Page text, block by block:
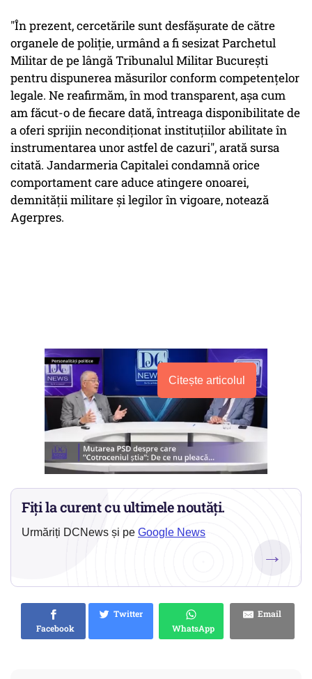
"În prezent, cercetările sunt desfăşurate de către
organele de poliţie, urmând a fi sesizat Parchetul
Militar de pe lângă Tribunalul Militar Bucureşti
pentru dispunerea măsurilor conform competenţelor
legale. Ne reafirmăm, în mod transparent, aşa cum
am făcut-o de fiecare dată, întreaga disponibilitate de
a oferi sprijin necondiţionat instituţiilor abilitate în
instrumentarea unor astfel de cazuri", arată sursa
citată. Jandarmeria Capitalei condamnă orice
comportament care aduce atingere onoarei,
demnităţii militare şi legilor în vigoare, notează
Agerpres.
Citește articolul
Fiți la curent cu ultimele noutăți.
Urmăriți DCNews și pe Google News
→
Facebook
Twitter
WhatsApp
Email